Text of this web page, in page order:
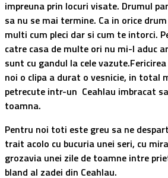
impreuna prin locuri visate. Drumul
sa nu se mai termine. Ca in orice
multi cum pleci dar si cum te intorci.
catre casa de multe ori nu mi-l aduc
sunt cu gandul la cele
noi o clipa a durat o vesnicie, in total
petrecute intr-un Ceahlau imbracat
toamna.
Pentru noi toti este greu sa ne
trait acolo cu bucuria unei seri, cu
grozavia unei zile de toamne intre
bland al zadei din Ceahlau.